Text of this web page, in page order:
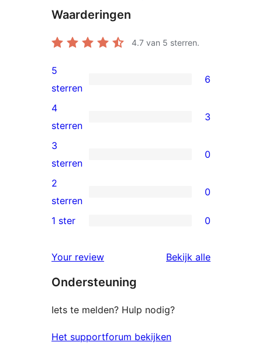
Waarderingen
4.7 van 5 sterren.
6
5
sterren
beoordelingen
5
sterren
6
3
4
sterren
beoordelingen
4
sterren
3
0
3
sterren
beoordelingen
3
sterren
0
0
2
beoordelingen
2
sterren
0
sterren
beoordelingen
1 ster 0
Your review Bekijk alle
Ondersteuning
Iets te melden? Hulp nodig?
Het supportforum bekijken